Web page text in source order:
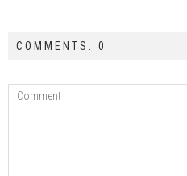
COMMENTS: 0